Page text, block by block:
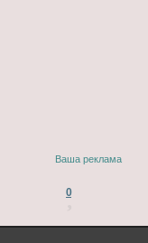
Ваша реклама
0